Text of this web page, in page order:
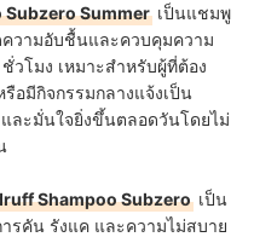
Subzero Summer เป็นแชมพู
วามอับชื้นและควบคุมความ
โมง เหมาะสำหรับผู้ที่ต้อง
อมีกิจกรรมกลางแจ้งเป็น
ละมั่นใจยิ่งขึ้นตลอดวันโดยไม่
Shampoo Subzero เป็น
รคัน รังแค และความไม่สบาย